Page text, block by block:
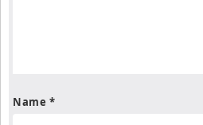
Name *